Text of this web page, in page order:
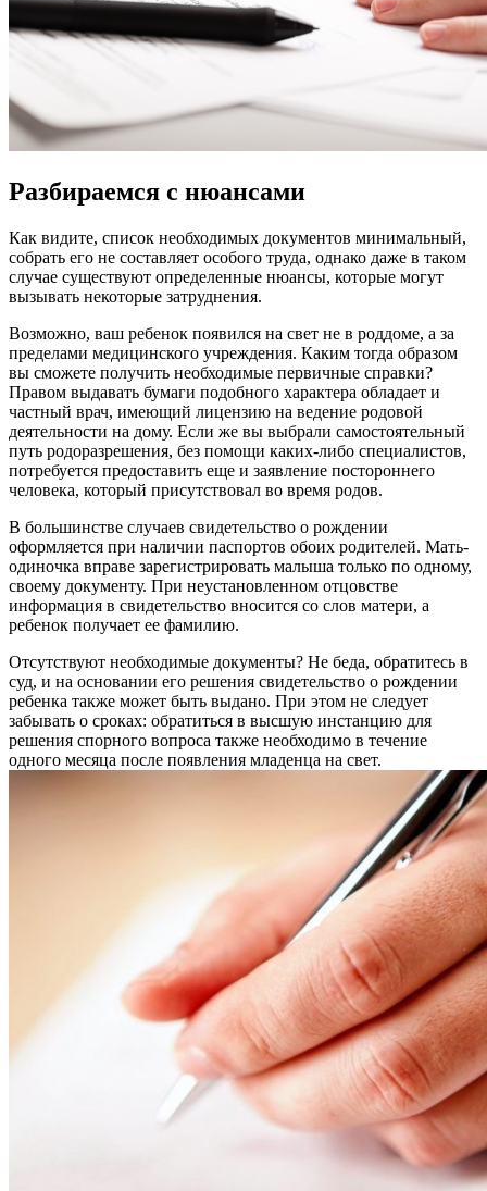
Разбираемся с нюансами
Как видите, список необходимых документов минимальный,
собрать его не составляет особого труда, однако даже в таком
случае существуют определенные нюансы, которые могут
вызывать некоторые затруднения.
Возможно, ваш ребенок появился на свет не в роддоме, а за
пределами медицинского учреждения. Каким тогда образом
вы сможете получить необходимые первичные справки?
Правом выдавать бумаги подобного характера обладает и
частный врач, имеющий лицензию на ведение родовой
деятельности на дому. Если же вы выбрали самостоятельный
путь родоразрешения, без помощи каких-либо специалистов,
потребуется предоставить еще и заявление постороннего
человека, который присутствовал во время родов.
В большинстве случаев свидетельство о рождении
оформляется при наличии паспортов обоих родителей. Мать-
одиночка вправе зарегистрировать малыша только по одному,
своему документу. При неустановленном отцовстве
информация в свидетельство вносится со слов матери, а
ребенок получает ее фамилию.
Отсутствуют необходимые документы? Не беда, обратитесь в
суд, и на основании его решения свидетельство о рождении
ребенка также может быть выдано. При этом не следует
забывать о сроках: обратиться в высшую инстанцию для
решения спорного вопроса также необходимо в течение
одного месяца после появления младенца на свет.